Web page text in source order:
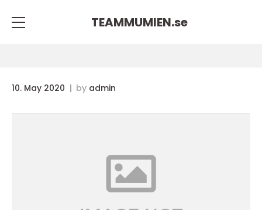
TEAMMUMIEN.se
10. May 2020 by admin